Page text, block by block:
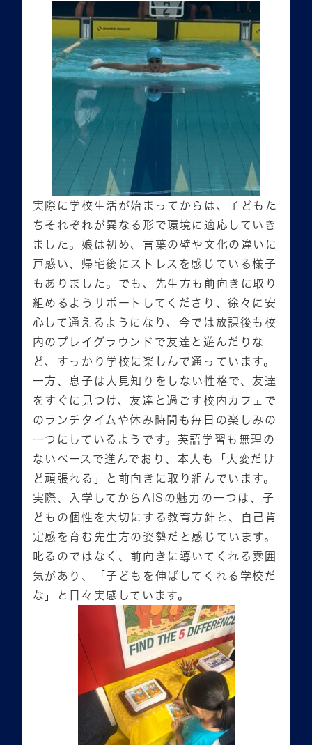
実際に学校生活が始まってからは、子どもた
ちそれぞれが異なる形で環境に適応していき
ました。娘は初め、言葉の壁や文化の違いに
戸惑い、帰宅後にストレスを感じている様子
もありました。でも、先生方も前向きに取り
組めるようサポートしてくださり、徐々に安
心して通えるようになり、今では放課後も校
内のプレイグラウンドで友達と遊んだりな
ど、すっかり学校に楽しんで通っています。
一方、息子は人見知りをしない性格で、友達
をすぐに見つけ、友達と過ごす校内カフェで
のランチタイムや休み時間も毎日の楽しみの
一つにしているようです。英語学習も無理の
ないペースで進んでおり、本人も「大変だけ
ど頑張れる」と前向きに取り組んでいます。
実際、入学してからAISの魅力の一つは、子
どもの個性を大切にする教育方針と、自己肯
定感を育む先生方の姿勢だと感じています。
叱るのではなく、前向きに導いてくれる雰囲
気があり、「子どもを伸ばしてくれる学校だ
な」と日々実感しています。